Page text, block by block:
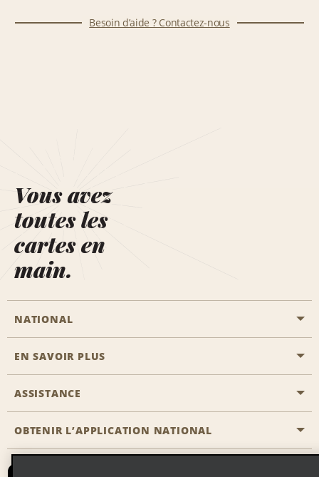
Besoin d’aide ? Contactez-nous
Vous avez
toutes les
cartes en
main.
NATIONAL
Passer une réservation
Solutions pour les professionnels
EN SAVOIR PLUS
Carrière
ASSISTANCE
Accessibilité
Nous contacter
OBTENIR L’APPLICATION NATIONAL